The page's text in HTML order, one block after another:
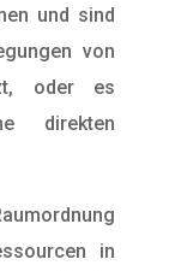
und sind
von
oder es
direkten
in